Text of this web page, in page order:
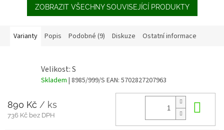
ZOBRAZIT VŠECHNY SOUVISEJÍCÍ PRODUKTY
Varianty Popis Podobné (9) Diskuze Ostatní informace
Velikost: S
Skladem | 8985/999/S EAN: 5702827207963
890 Kč / ks
736 Kč bez DPH